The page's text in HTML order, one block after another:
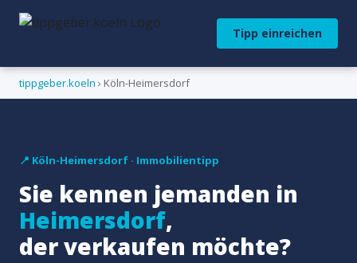
Tipp einreichen
tippgeber.koeln › Köln-Heimersdorf
📍 Köln-Heimersdorf · Immobilientipp
Sie kennen jemanden in
Heimersdorf,
der verkaufen möchte?